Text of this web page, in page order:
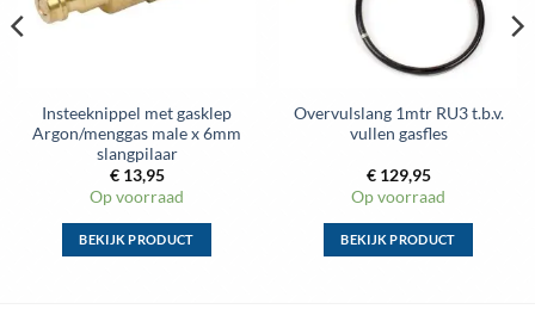
Insteeknippel met gasklep
Argon/menggas male x 6mm
slangpilaar
€13,95
Op voorraad
BEKIJK PRODUCT
Overvulslang 1mtr RU3 t.b.v.
vullen gasfles
€129,95
Op voorraad
BEKIJK PRODUCT